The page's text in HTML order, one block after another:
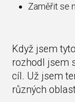
Zaměřit se
Když jsem
rozhodl jsem
cíl. Už jsem
různých